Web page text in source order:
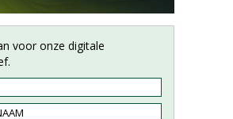
voor onze digitale